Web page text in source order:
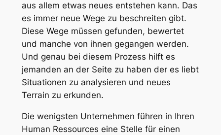
aus allem etwas neues entstehen kann. Das
es immer neue Wege zu beschreiten gibt.
Diese Wege müssen gefunden, bewertet
und manche von ihnen gegangen werden.
Und genau bei diesem Prozess hilft es
jemanden an der Seite zu haben der es liebt
Situationen zu analysieren und neues
Terrain zu erkunden.
Die wenigsten Unternehmen führen in Ihren
Human Ressources eine Stelle für einen